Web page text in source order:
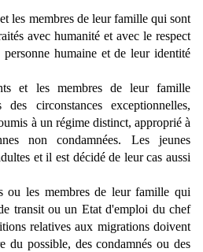
les membres de leur famille qui sont
avec humanité et avec le respect
humaine et de leur identité
et les membres de leur famille
circonstances exceptionnelles,
à un régime distinct, approprié à
non condamnées. Les jeunes
et il est décidé de leur cas aussi
ou les membres de leur famille qui
transit ou un Etat d'emploi du chef
relatives aux migrations doivent
du possible, des condamnés ou des